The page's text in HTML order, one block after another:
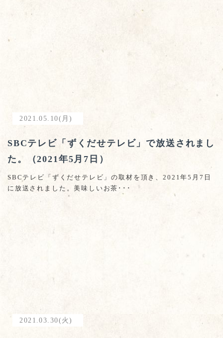
2021.05.10(月)
SBCテレビ「ずくだせテレビ」で放送されまし
た。（2021年5月7日）
SBCテレビ「ずくだせテレビ」の取材を頂き、2021年5月7日
に放送されました。美味しいお茶･･･
2021.03.30(火)